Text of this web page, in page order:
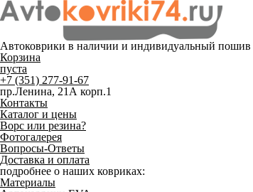
Автоковрики в наличии и индивидуальный пошив
Корзина
пуста
+7 (351) 277-91-67
пр.Ленина, 21А корп.1
Контакты
Каталог и цены
Ворс или резина?
Фотогалерея
Вопросы-Ответы
Доставка и оплата
подробнее о наших ковриках:
Материалы